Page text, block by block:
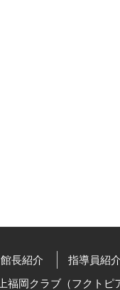
館長紹介 指導員紹介
上福岡クラブ（フクトピ